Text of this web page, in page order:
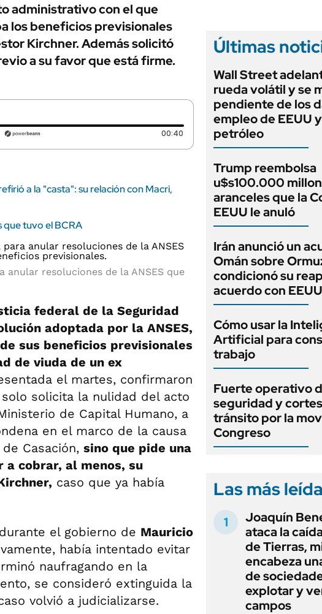
AUTOS
administrativo con el que
los beneficios previsionales
Kirchner. Además solicitó
a su favor que está firme.
00:40 Duración: 40 segundos
a la "casta": su relación con Macri,
tuvo el BCRA
resoluciones de la ANSES que
federal de la Seguridad
adoptada por la ANSES,
sus beneficios previsionales
de viuda de un ex
el martes, confirmaron
solicita la nulidad del acto
de Capital Humano, a
en el marco de la causa
Casación, sino que pide una
a cobrar, al menos, su
caso que ya había
el gobierno de Mauricio
había intentado evitar
naufragando en la
se consideró extinguida la
volvió a judicializarse.
Últimas
Wall Street
rueda volátil y se
pendiente de los
empleo de EEUU
petróleo
Trump reembolsa
u$s100.000
aranceles que la
EEUU le anuló
Irán anunció un
Omán sobre
condicionó su
acuerdo con EEUU
Cómo usar la
Artificial para
trabajo
Fuerte operativo
seguridad y
tránsito por la
Congreso
Las más
Joaquín
ataca la
de Tierras,
encabeza
de
explotar y
campos